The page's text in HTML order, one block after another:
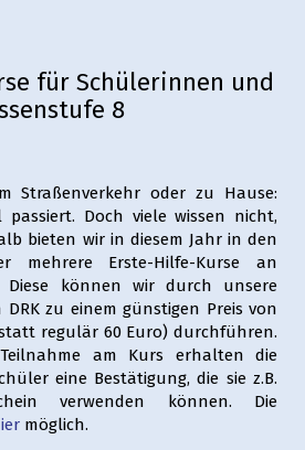
für Schülerinnen und
8
Straßenverkehr oder zu Hause:
Doch viele wissen nicht,
bieten wir in diesem Jahr in den
mehrere Erste-Hilfe-Kurse an
Diese können wir durch unsere
zu einem günstigen Preis von
regulär 60 Euro) durchführen.
am Kurs erhalten die
eine Bestätigung, die sie z.B.
verwenden können. Die
möglich.